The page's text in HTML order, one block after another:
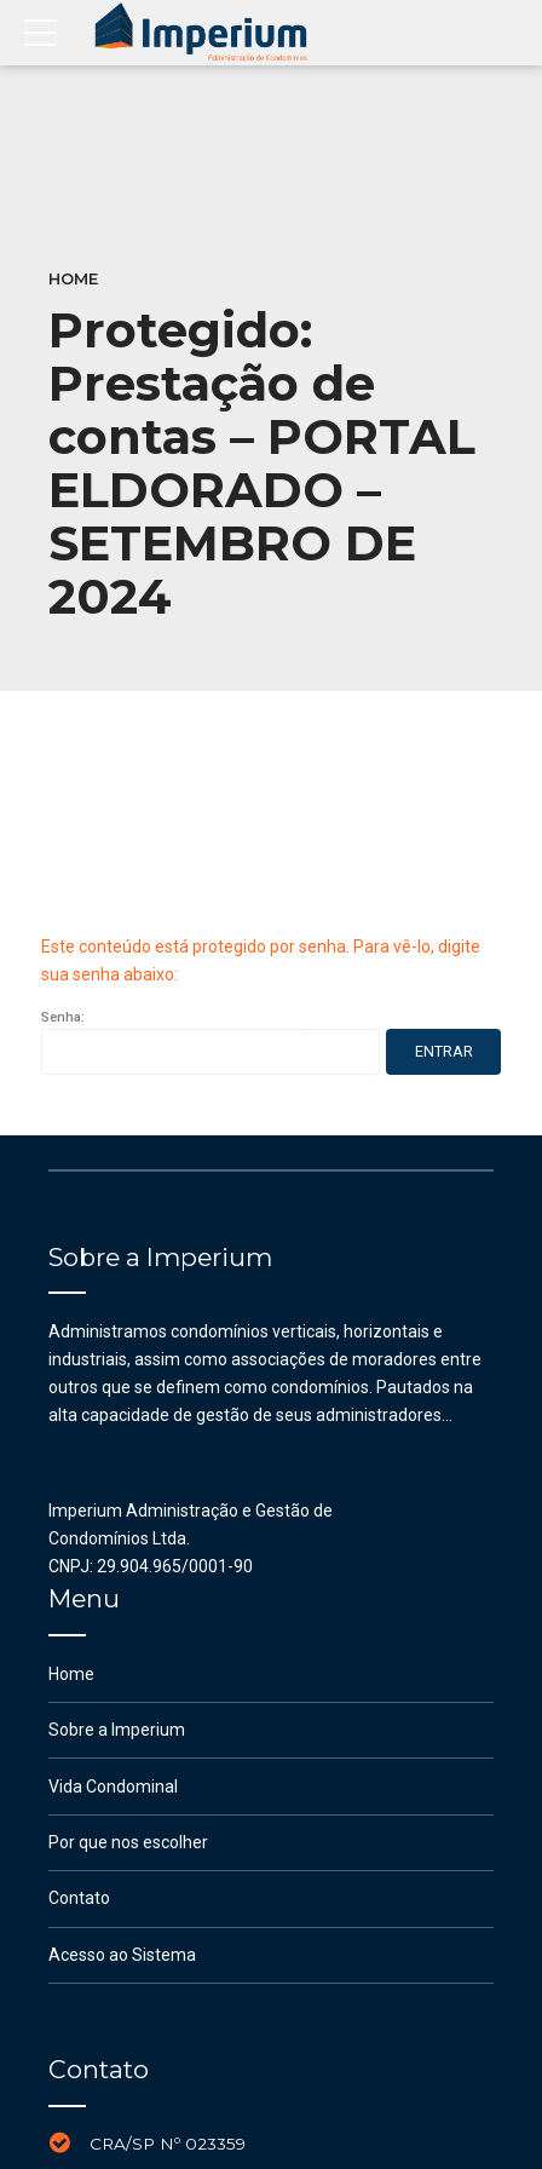
HOME
Protegido:
Prestação de
contas – PORTAL
ELDORADO –
SETEMBRO DE
2024
Este conteúdo está protegido por senha. Para vê-lo, digite
sua senha abaixo:
Senha:
Sobre a Imperium
Administramos condomínios verticais, horizontais e
industriais, assim como associações de moradores entre
outros que se definem como condomínios. Pautados na
alta capacidade de gestão de seus administradores…
Imperium Administração e Gestão de
Condomínios Ltda.
CNPJ: 29.904.965/0001-90
Menu
Home
Sobre a Imperium
Vida Condominal
Por que nos escolher
Contato
Acesso ao Sistema
Contato
CRA/SP Nº 023359